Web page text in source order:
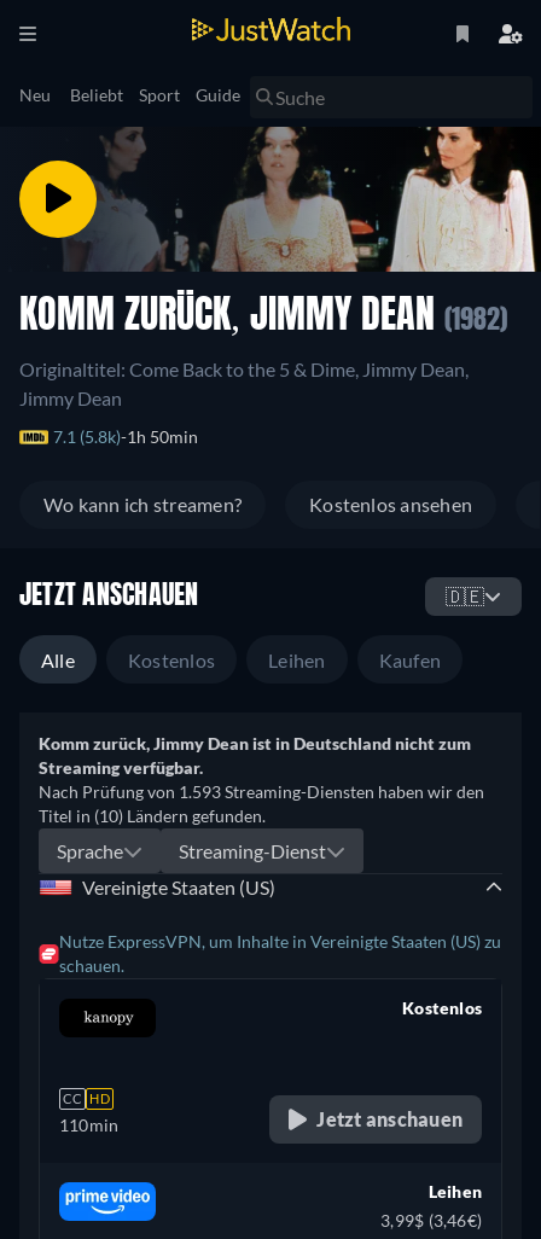
Neu Beliebt Sport Guide
KOMM ZURÜCK, JIMMY DEAN (1982)
Originaltitel: Come Back to the 5 & Dime, Jimmy Dean,
Jimmy Dean
7.1 (5.8k) 1h 50min
Wo kann ich streamen? Kostenlos ansehen
JETZT ANSCHAUEN 🇩🇪
Alle Kostenlos Leihen Kaufen
Komm zurück, Jimmy Dean ist in Deutschland nicht zum
Streaming verfügbar.
Nach Prüfung von 1.593 Streaming-Diensten haben wir den
Titel in (10) Ländern gefunden.
Sprache
Streaming-Dienst
Vereinigte Staaten (US)
Nutze ExpressVPN, um Inhalte in Vereinigte Staaten (US) zu
schauen.
CC HD
110min
Kostenlos
Jetzt anschauen
Leihen
3,99$ (3,46€)